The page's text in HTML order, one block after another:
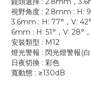
視野角度 : 2.8mm : H:
3.6mm : H: 77°，V:
6mm : H: 51°，V: 28°
安裝類型 : M12
燈光警報 : 閃光燈警報(
日夜切換 : 彩色
寬動態 : ≥130dB